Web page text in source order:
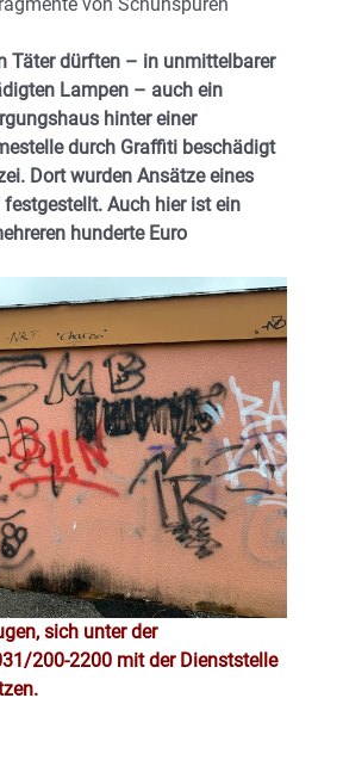
Täter dürften – in unmittelbarer
Lampen – auch ein
hinter einer
durch Graffiti beschädigt
Dort wurden Ansätze eines
festgestellt. Auch hier ist ein
hunderte Euro
sich unter der
200-2200 mit der Dienststelle